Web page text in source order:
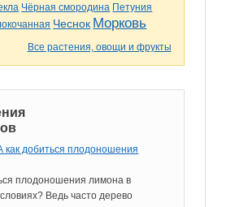
Чёрная смородина Петуния
Чеснок Морковь
Все растения, овощи и фрукты
как добиться плодоношения
плодоношения лимона в
Ведь часто дерево